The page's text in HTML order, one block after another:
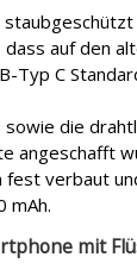
auf den
Typ C
die
angeschafft
verbaut
mAh.
mit